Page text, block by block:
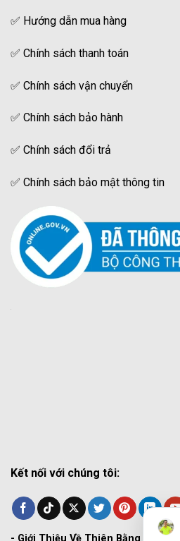
✅ Hướng dẫn mua hàng
✅ Chính sách thanh toán
✅ Chính sách vận chuyển
✅ Chính sách bảo hành
✅ Chính sách đổi trả
✅ Chính sách bảo mật thông tin
Kết nối với chúng tôi: